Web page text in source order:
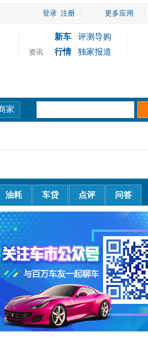
更多应用
登录 注册
资讯
新车
评测导购
行情
独家报道
油耗 车贷 点评 问答